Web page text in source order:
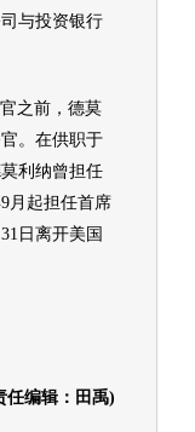
与投资银行
之前，德莫
。在供职于
利纳曾担任
月起担任首席
日离开美国
任编辑：田禹)